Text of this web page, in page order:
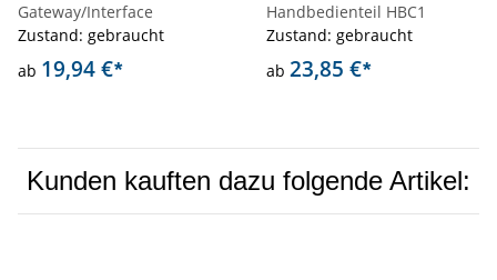
Gateway/Interface
Zustand: gebraucht
ab 19,94 €*
Handbedienteil HBC1
Zustand: gebraucht
ab 23,85 €*
Kunden kauften dazu folgende Artikel: